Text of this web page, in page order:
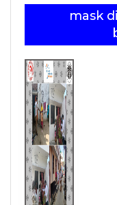
mask